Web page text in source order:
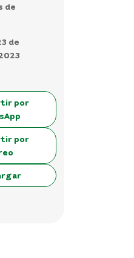
de
de
por
por